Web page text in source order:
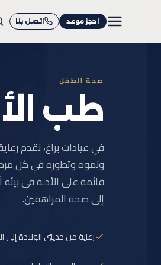
واتساب
اتصل بنا احجز موعد
صحة الطفل
طب
في عيادات براغ، نقدم
ونموه وتطوره في كل
قائمة على الأدلة في
إلى صحة المراهقين.
رعاية من حديثي الولادة إلى